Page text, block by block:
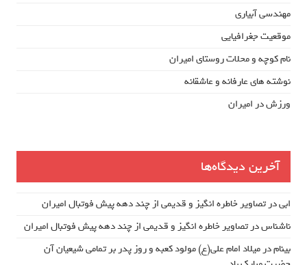
مهندسی آبیاری
موقعیت جغرافیایی
نام کوچه و محلات روستای امیران
نوشته های عارفانه و عاشقانه
ورزش در امیران
آخرین دیدگاه‌ها
ابیدرتصاویر خاطره انگیز و قدیمی از چند دهه پیش فوتبال امیران
ناشناسدرتصاویر خاطره انگیز و قدیمی از چند دهه پیش فوتبال امیران
بینامدرمیلاد امام علی(ع) مولود کعبه و روز پدر بر تمامی شیعیان آن